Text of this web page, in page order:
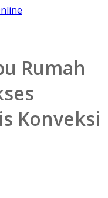
Rumah
Konveksi